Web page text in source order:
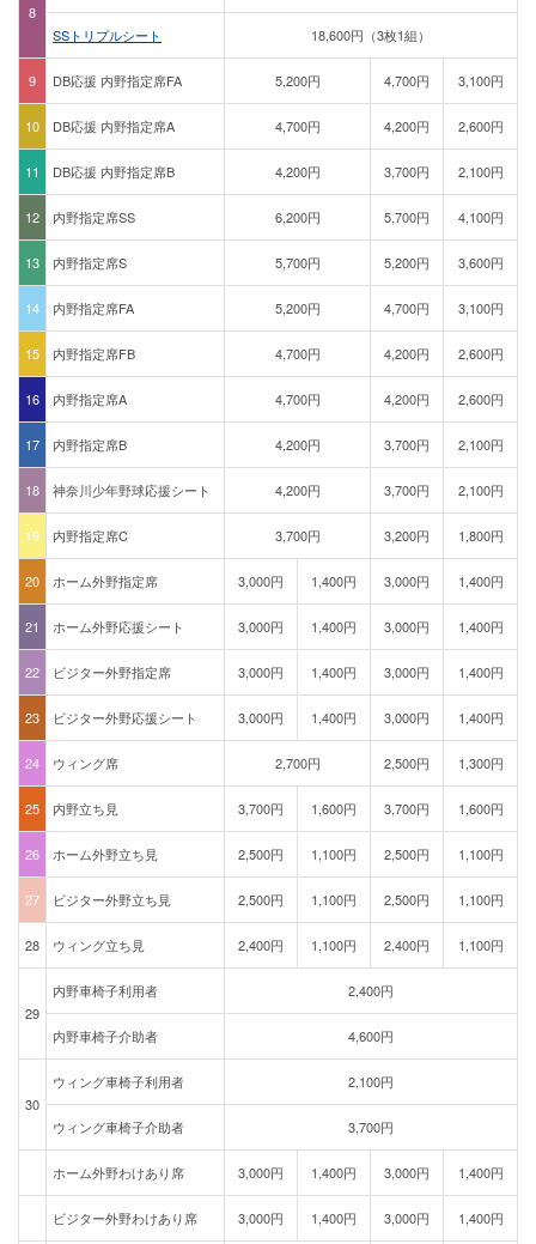
8
SSトリプルシート 18,600円（3枚1組）
9 DB応援 内野指定席FA 5,200円 4,700円 3,100円
10 DB応援 内野指定席A 4,700円 4,200円 2,600円
11 DB応援 内野指定席B 4,200円 3,700円 2,100円
12 内野指定席SS 6,200円 5,700円 4,100円
13 内野指定席S 5,700円 5,200円 3,600円
14 内野指定席FA 5,200円 4,700円 3,100円
15 内野指定席FB 4,700円 4,200円 2,600円
16 内野指定席A 4,700円 4,200円 2,600円
17 内野指定席B 4,200円 3,700円 2,100円
18 神奈川少年野球応援シート 4,200円 3,700円 2,100円
19 内野指定席C 3,700円 3,200円 1,800円
20 ホーム外野指定席 3,000円 1,400円 3,000円 1,400円
21 ホーム外野応援シート 3,000円 1,400円 3,000円 1,400円
22 ビジター外野指定席 3,000円 1,400円 3,000円 1,400円
23 ビジター外野応援シート 3,000円 1,400円 3,000円 1,400円
24 ウィング席 2,700円 2,500円 1,300円
25 内野立ち見 3,700円 1,600円 3,700円 1,600円
26 ホーム外野立ち見 2,500円 1,100円 2,500円 1,100円
27 ビジター外野立ち見 2,500円 1,100円 2,500円 1,100円
28 ウィング立ち見 2,400円 1,100円 2,400円 1,100円
29
内野車椅子利用者 2,400円
内野車椅子介助者 4,600円
30
ウィング車椅子利用者 2,100円
ウィング車椅子介助者 3,700円
ホーム外野わけあり席 3,000円 1,400円 3,000円 1,400円
ビジター外野わけあり席 3,000円 1,400円 3,000円 1,400円